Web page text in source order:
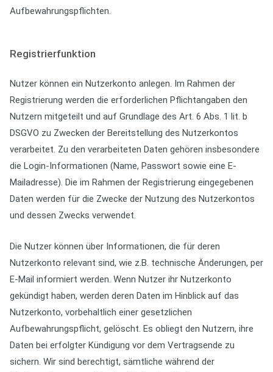
Aufbewahrungspflichten.
Registrierfunktion
Nutzer können ein Nutzerkonto anlegen. Im Rahmen der
Registrierung werden die erforderlichen Pflichtangaben den
Nutzern mitgeteilt und auf Grundlage des Art. 6 Abs. 1 lit. b
DSGVO zu Zwecken der Bereitstellung des Nutzerkontos
verarbeitet. Zu den verarbeiteten Daten gehören insbesondere
die Login-Informationen (Name, Passwort sowie eine E-
Mailadresse). Die im Rahmen der Registrierung eingegebenen
Daten werden für die Zwecke der Nutzung des Nutzerkontos
und dessen Zwecks verwendet.
Die Nutzer können über Informationen, die für deren
Nutzerkonto relevant sind, wie z.B. technische Änderungen, per
E-Mail informiert werden. Wenn Nutzer ihr Nutzerkonto
gekündigt haben, werden deren Daten im Hinblick auf das
Nutzerkonto, vorbehaltlich einer gesetzlichen
Aufbewahrungspflicht, gelöscht. Es obliegt den Nutzern, ihre
Daten bei erfolgter Kündigung vor dem Vertragsende zu
sichern. Wir sind berechtigt, sämtliche während der